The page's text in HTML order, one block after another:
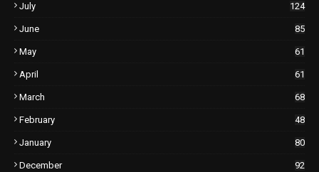
July 124
June 85
May 61
April 61
March 68
February 48
January 80
December 92